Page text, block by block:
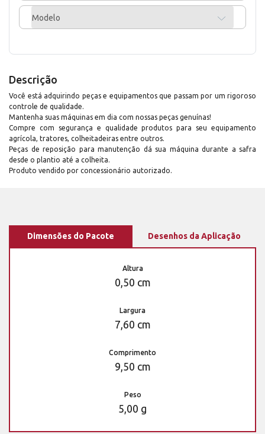
Modelo
Descrição
Você está adquirindo peças e equipamentos que passam por um rigoroso
controle de qualidade.
Mantenha suas máquinas em dia com nossas peças genuínas!
Compre com segurança e qualidade produtos para seu equipamento
agrícola, tratores, colheitadeiras entre outros.
Peças de reposição para manutenção dá sua máquina durante a safra
desde o plantio até a colheita.
Produto vendido por concessionário autorizado.
Dimensões do Pacote Desenhos da Aplicação
Altura
0,50 cm
Largura
7,60 cm
Comprimento
9,50 cm
Peso
5,00 g